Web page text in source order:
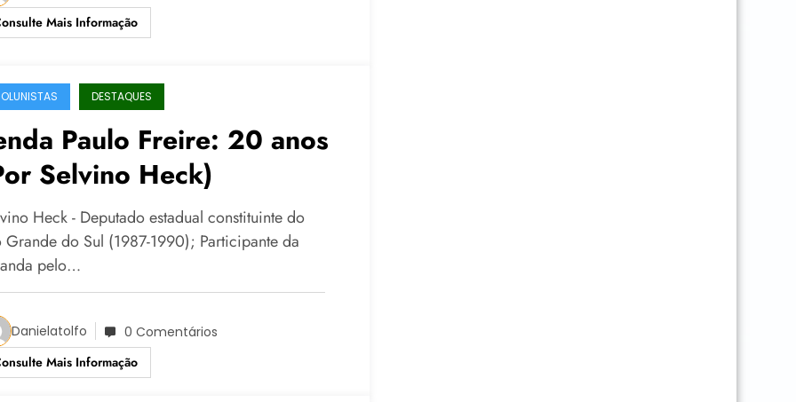
Mais Informação
DESTAQUES
Paulo Freire: 20 anos
Selvino Heck)
Heck - Deputado estadual constituinte do
Grande do Sul (1987-1990); Participante da
pelo…
Danielatolfo
0 Comentários
Mais Informação